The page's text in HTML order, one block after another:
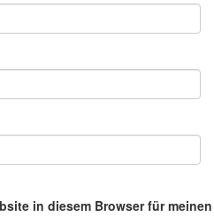
in diesem Browser für meinen